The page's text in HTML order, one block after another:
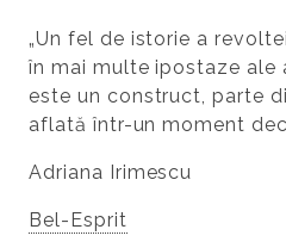
„Un fel de istorie a
în mai multe ipostaze ale
este un construct, parte
aflată într-un moment
Adriana Irimescu
Bel-Esprit